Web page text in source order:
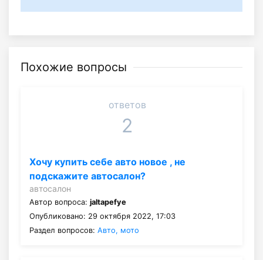
Похожие вопросы
ответов
2
Хочу купить себе авто новое , не
подскажите автосалон?
автосалон
Автор вопроса: jaltapefye
Опубликовано: 29 октября 2022, 17:03
Раздел вопросов: Авто, мото